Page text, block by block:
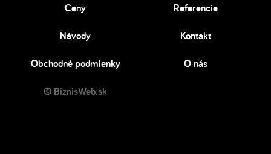
Ceny Referencie
Návody Kontakt
Obchodné podmienky O nás
© BiznisWeb.sk